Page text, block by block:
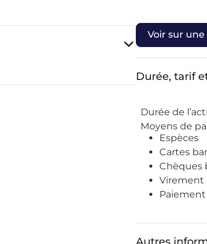
Voir sur
Durée, tarif
Durée de
Moyens de
Espèces
Cartes
Chèques
Virement